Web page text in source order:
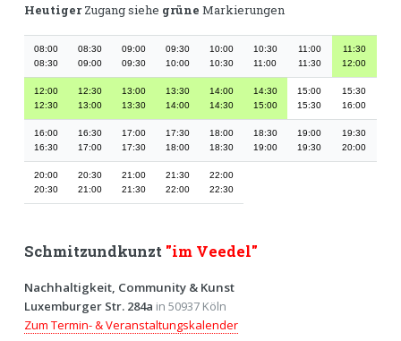
HeutigerZugang siehe grüne Markierungen
08:00
08:30
08:30
09:00
09:00
09:30
09:30
10:00
10:00
10:30
10:30
11:00
11:00
11:30
11:30
12:00
12:00
12:30
12:30
13:00
13:00
13:30
13:30
14:00
14:00
14:30
14:30
15:00
15:00
15:30
15:30
16:00
16:00
16:30
16:30
17:00
17:00
17:30
17:30
18:00
18:00
18:30
18:30
19:00
19:00
19:30
19:30
20:00
20:00
20:30
20:30
21:00
21:00
21:30
21:30
22:00
22:00
22:30
Schmitzundkunzt "im Veedel"
Nachhaltigkeit, Community & Kunst
Luxemburger Str. 284a in 50937 Köln
Zum Termin- & Veranstaltungskalender